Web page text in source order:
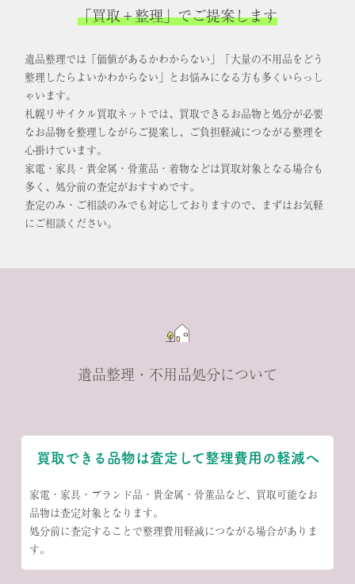
「買取＋整理」でご提案します
遺品整理では「価値があるかわからない」「大量の不用品をどう
整理したらよいかわからない」とお悩みになる方も多くいらっし
ゃいます。
札幌リサイクル買取ネットでは、買取できるお品物と処分が必要
なお品物を整理しながらご提案し、ご負担軽減につながる整理を
心掛けています。
家電・家具・貴金属・骨董品・着物などは買取対象となる場合も
多く、処分前の査定がおすすめです。
査定のみ・ご相談のみでも対応しておりますので、まずはお気軽
にご相談ください。
遺品整理・不用品処分について
買取できる品物は査定して整理費用の軽減へ
家電・家具・ブランド品・貴金属・骨董品など、買取可能なお
品物は査定対象となります。
処分前に査定することで整理費用軽減につながる場合がありま
す。